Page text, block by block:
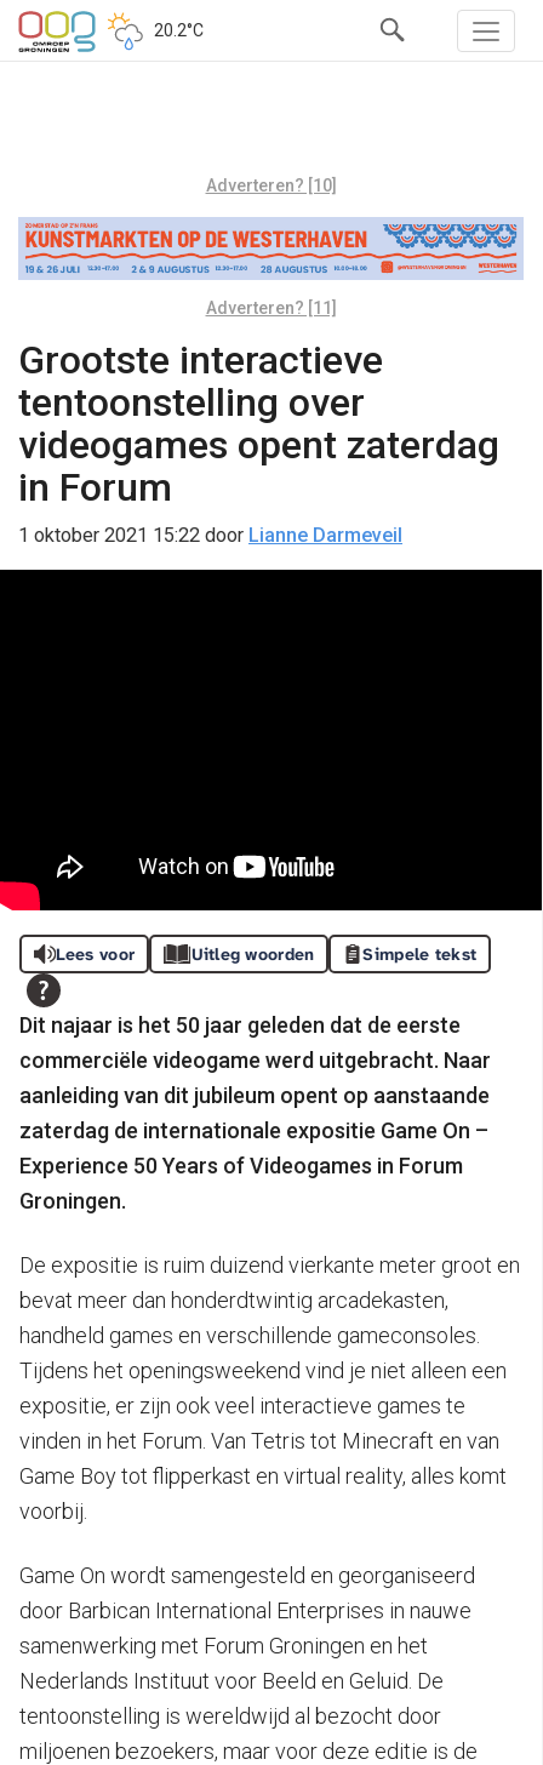
20.2°C
Adverteren? [10]
Adverteren? [11]
Grootste interactieve
tentoonstelling over
videogames opent zaterdag
in Forum
1 oktober 2021 15:22 door Lianne Darmeveil
Lees voor Uitleg woorden Simpele tekst
Dit najaar is het 50 jaar geleden dat de eerste
commerciële videogame werd uitgebracht. Naar
aanleiding van dit jubileum opent op aanstaande
zaterdag de internationale expositie Game On –
Experience 50 Years of Videogames in Forum
Groningen.
De expositie is ruim duizend vierkante meter groot en
bevat meer dan honderdtwintig arcadekasten,
handheld games en verschillende gameconsoles.
Tijdens het openingsweekend vind je niet alleen een
expositie, er zijn ook veel interactieve games te
vinden in het Forum. Van Tetris tot Minecraft en van
Game Boy tot flipperkast en virtual reality, alles komt
voorbij.
Game On wordt samengesteld en georganiseerd
door Barbican International Enterprises in nauwe
samenwerking met Forum Groningen en het
Nederlands Instituut voor Beeld en Geluid. De
tentoonstelling is wereldwijd al bezocht door
miljoenen bezoekers, maar voor deze editie is de